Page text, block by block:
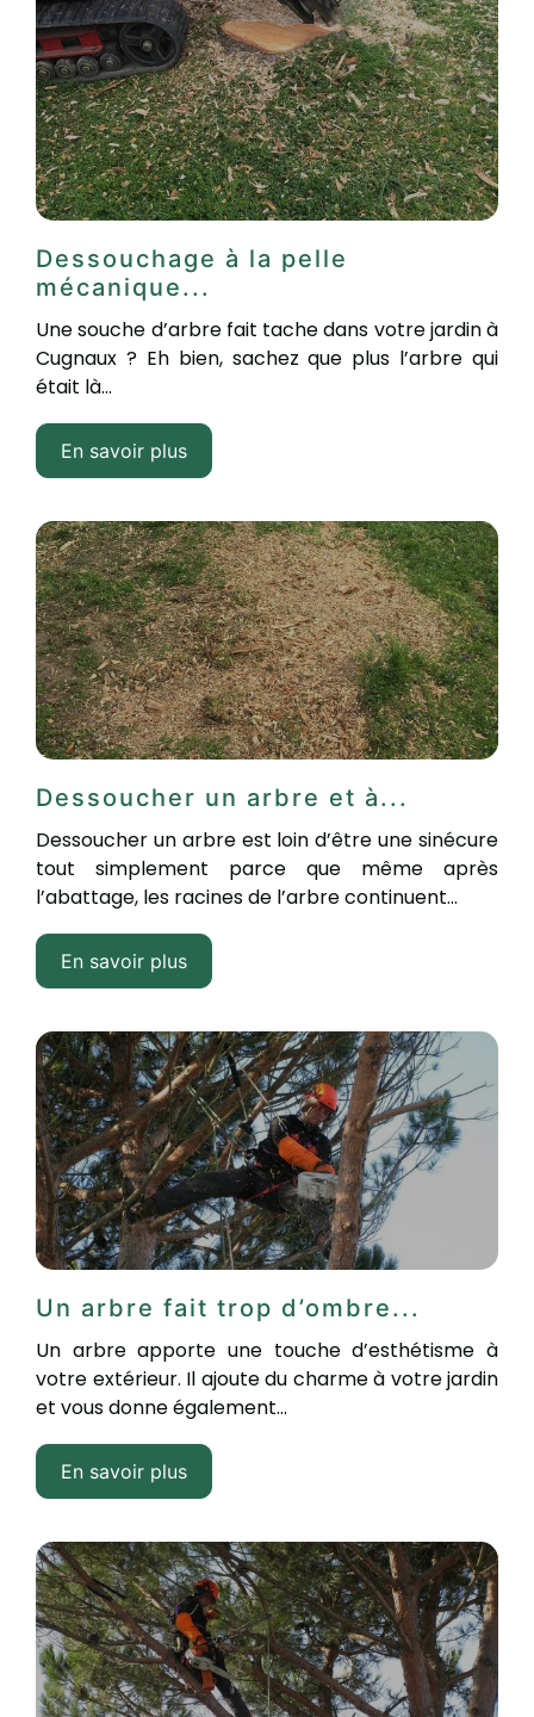
Dessouchage à la pelle
mécanique...
Une souche d’arbre fait tache dans votre jardin à
Cugnaux ? Eh bien, sachez que plus l’arbre qui
était là...
En savoir plus
Dessoucher un arbre et à...
Dessoucher un arbre est loin d’être une sinécure
tout simplement parce que même après
l’abattage, les racines de l’arbre continuent...
En savoir plus
Un arbre fait trop d’ombre...
Un arbre apporte une touche d’esthétisme à
votre extérieur. Il ajoute du charme à votre jardin
et vous donne également...
En savoir plus